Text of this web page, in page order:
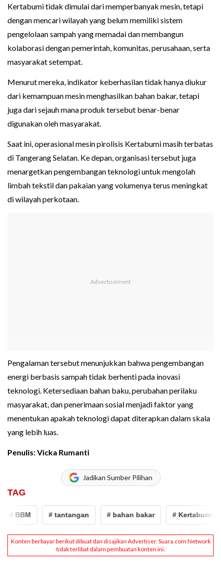
Kertabumi tidak dimulai dari memperbanyak mesin, tetapi
dengan mencari wilayah yang belum memiliki sistem
pengelolaan sampah yang memadai dan membangun
kolaborasi dengan pemerintah, komunitas, perusahaan, serta
masyarakat setempat.
Menurut mereka, indikator keberhasilan tidak hanya diukur
dari kemampuan mesin menghasilkan bahan bakar, tetapi
juga dari sejauh mana produk tersebut benar-benar
digunakan oleh masyarakat.
Saat ini, operasional mesin pirolisis Kertabumi masih terbatas
di Tangerang Selatan. Ke depan, organisasi tersebut juga
menargetkan pengembangan teknologi untuk mengolah
limbah tekstil dan pakaian yang volumenya terus meningkat
di wilayah perkotaan.
Pengalaman tersebut menunjukkan bahwa pengembangan
energi berbasis sampah tidak berhenti pada inovasi
teknologi. Ketersediaan bahan baku, perubahan perilaku
masyarakat, dan penerimaan sosial menjadi faktor yang
menentukan apakah teknologi dapat diterapkan dalam skala
yang lebih luas.
Penulis: Vicka Rumanti
Jadikan Sumber Pilihan
TAG
BBM # tantangan # bahan bakar # Kertabumi